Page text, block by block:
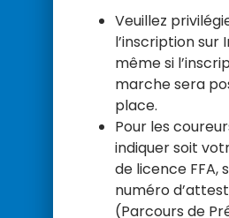
Veuillez
l’inscription sur
même si
marche sera
place.
Pour les
indiquer soit
de licence FFA,
numéro
(Parcours de